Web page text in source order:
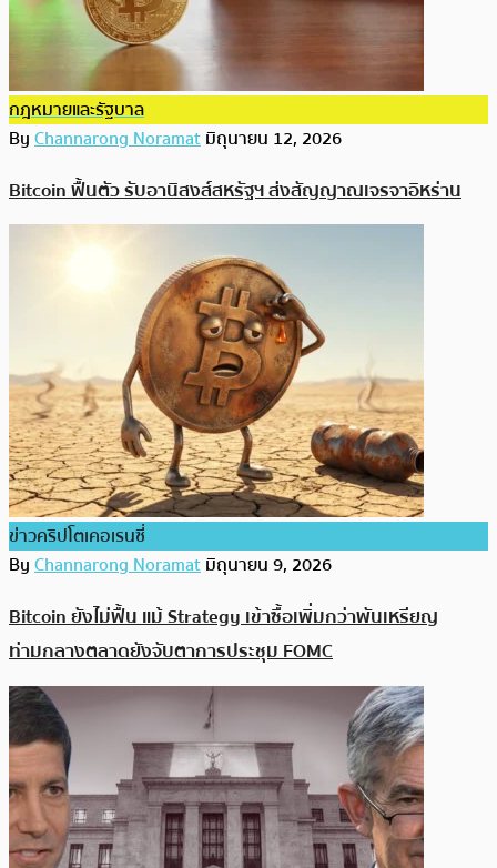
กฎหมายและรัฐบาล
ByChannarong Noramatมิถุนายน 12, 2026
Bitcoin ฟื้นตัว รับอานิสงส์สหรัฐฯ ส่งสัญญาณเจรจาอิหร่าน
ข่าวคริปโตเคอเรนซี่
ByChannarong Noramatมิถุนายน 9, 2026
Bitcoin ยังไม่ฟื้น แม้ Strategy เข้าซื้อเพิ่มกว่าพันเหรียญ
ท่ามกลางตลาดยังจับตาการประชุม FOMC